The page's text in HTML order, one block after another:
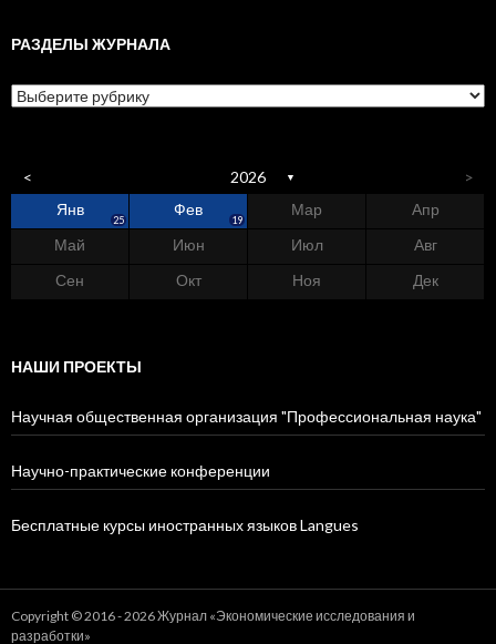
РАЗДЕЛЫ ЖУРНАЛА
Разделы
журнала
< 2026 ▼
>
Янв
25
Фев
19
Мар
Апр
Май
Июн Июл
Авг
Сен
Окт Ноя Дек
НАШИ ПРОЕКТЫ
Научная общественная организация "Профессиональная наука"
Научно-практические конференции
Бесплатные курсы иностранных языков Langues
Copyright © 2016 - 2026 Журнал «Экономические исследования и
разработки»